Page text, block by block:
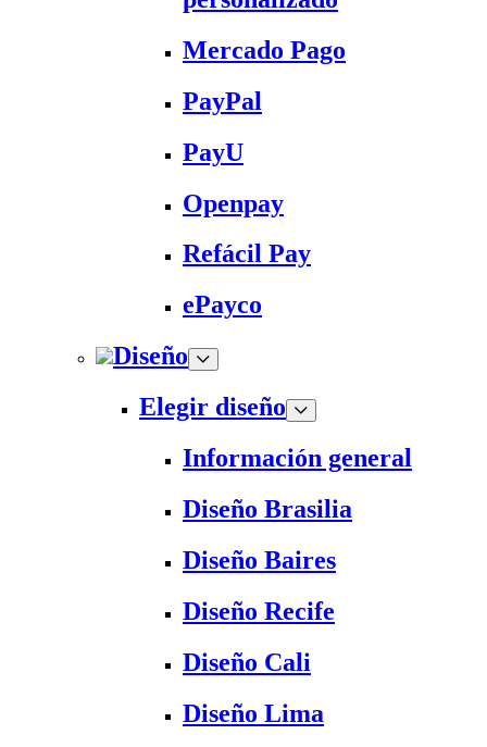
Mercado Pago
PayPal
PayU
Openpay
Refácil Pay
ePayco
Diseño
Elegir diseño
Información general
Diseño Brasilia
Diseño Baires
Diseño Recife
Diseño Cali
Diseño Lima